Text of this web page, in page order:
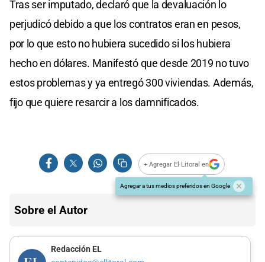
Tras ser imputado, declaró que la devaluación lo
perjudicó debido a que los contratos eran en pesos,
por lo que esto no hubiera sucedido si los hubiera
hecho en dólares. Manifestó que desde 2019 no tuvo
estos problemas y ya entregó 300 viviendas. Además,
fijo que quiere resarcir a los damnificados.
+ Agregar El Litoral en
Agregar a tus medios preferidos en Google
Sobre el Autor
Redacción EL